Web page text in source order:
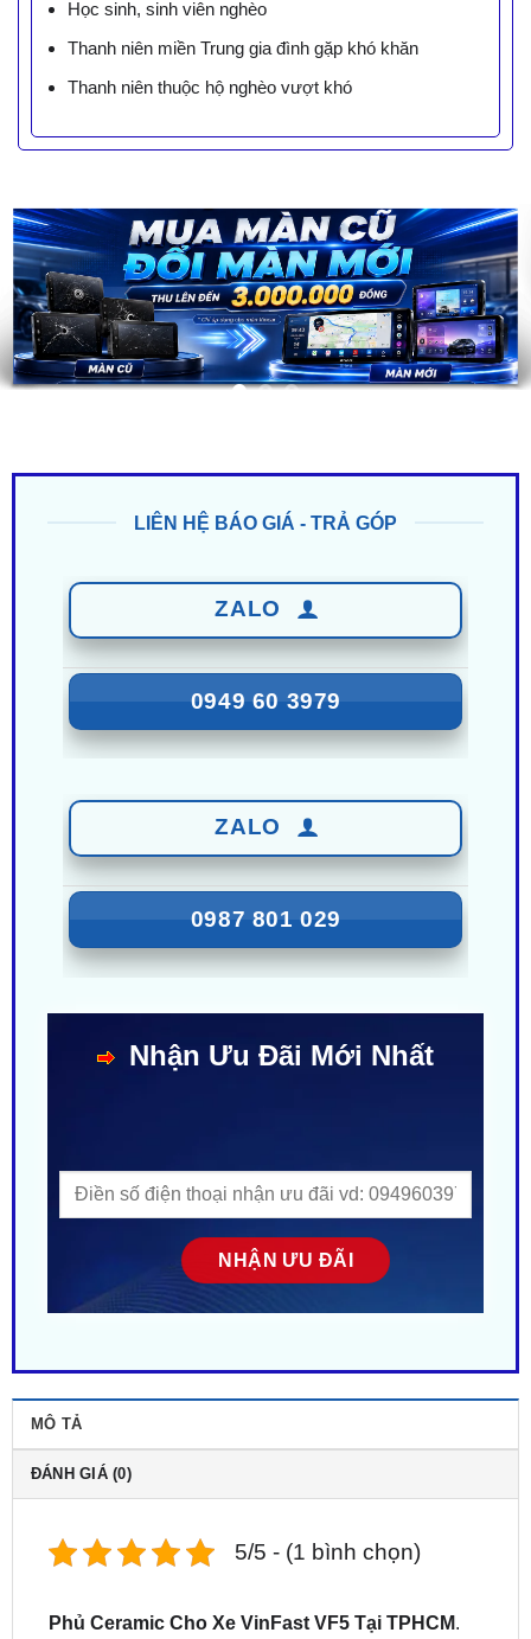
Học sinh, sinh viên nghèo
Thanh niên miền Trung gia đình gặp khó khăn
Thanh niên thuộc hộ nghèo vượt khó
0949 60 3979
0987 801 029
ĐÁNH GIÁ (0)
Phủ Ceramic Cho Xe VinFast VF5Tại TPHCM
hãng. Giá ưu đãi ✔️. ZKar Auto trung tâm chuyên